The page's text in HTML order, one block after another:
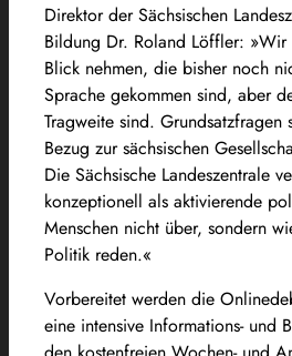
Direktor der Sächsischen
Bildung Dr. Roland Löffler: »Wir
Blick nehmen, die bisher noch
Sprache gekommen sind, aber
Tragweite sind.
Bezug zur sächsischen
Die Sächsische Landeszentrale
konzeptionell als aktivierende
Menschen nicht über, sondern
Politik reden.«
Vorbereitet werden die
eine intensive Informations- und